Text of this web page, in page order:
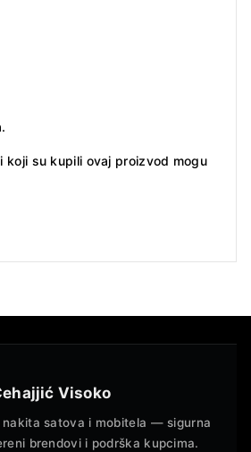
koji su kupili ovaj proizvod mogu
Visoko
nakita satova i mobitela — sigurna
brendovi i podrška kupcima.